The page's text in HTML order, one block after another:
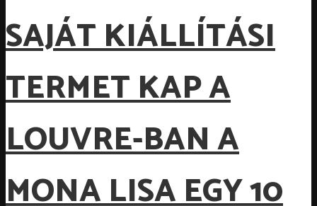
SAJÁT KIÁLLÍTÁSI
TERMET KAP A
LOUVRE-BAN A
MONA LISA EGY 10